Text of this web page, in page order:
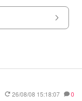
26/08/08 15:18:07 0